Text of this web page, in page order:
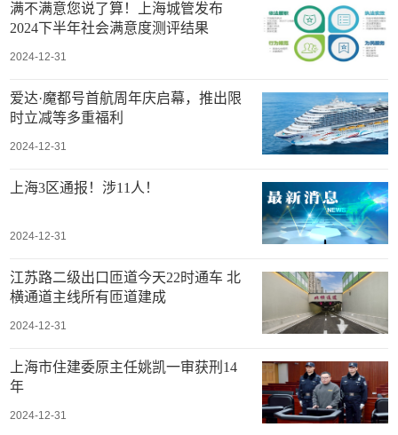
满不满意您说了算！上海城管发布
2024下半年社会满意度测评结果
2024-12-31
爱达·魔都号首航周年庆启幕，推出限
时立减等多重福利
2024-12-31
上海3区通报！涉11人！
2024-12-31
江苏路二级出口匝道今天22时通车 北
横通道主线所有匝道建成
2024-12-31
上海市住建委原主任姚凯一审获刑14
年
2024-12-31